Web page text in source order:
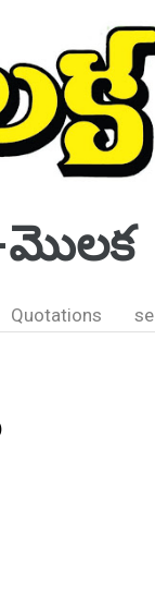
మొలక
Quotations se